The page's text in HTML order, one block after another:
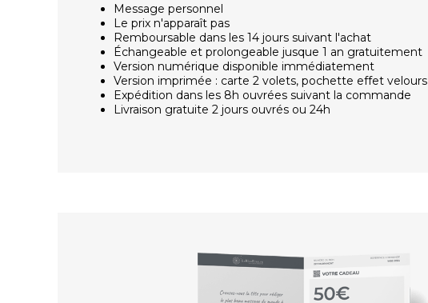
Message personnel
Le prix n'apparaît pas
Remboursable dans les 14 jours suivant l'achat
Échangeable et prolongeable jusque 1 an gratuitement
Version numérique disponible immédiatement
Version imprimée : carte 2 volets, pochette effet velours
Expédition dans les 8h ouvrées suivant la commande
Livraison gratuite 2 jours ouvrés ou 24h